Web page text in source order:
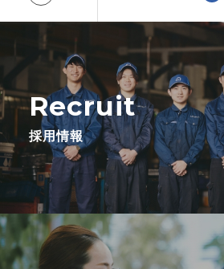
Recruit
採用情報